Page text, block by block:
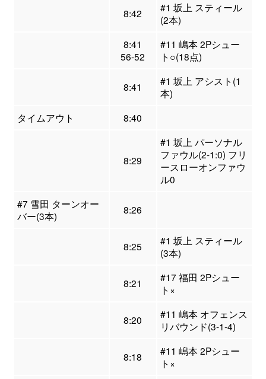
8:42
#1 坂上 スティール
(2本)
8:41
56-52
#11 嶋本 2Pシュー
ト○(18点)
8:41
#1 坂上 アシスト(1
本)
タイムアウト
8:40
8:29
#1 坂上 パーソナル
ファウル(2-1:0) フリ
ースローオンファウ
ル0
#7 雪田 ターンオー
バー(3本)
8:26
8:25
#1 坂上 スティール
(3本)
8:21
#17 福田 2Pシュー
ト×
8:20
#11 嶋本 オフェンス
リバウンド(3-1-4)
8:18
#11 嶋本 2Pシュー
ト×